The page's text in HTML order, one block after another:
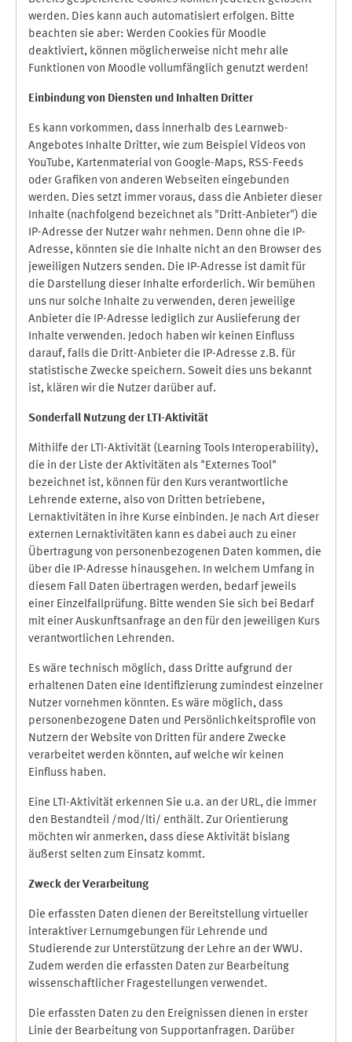
werden. Dies kann auch automatisiert erfolgen. Bitte
beachten sie aber: Werden Cookies für Moodle
deaktiviert, können möglicherweise nicht mehr alle
Funktionen von Moodle vollumfänglich genutzt werden!
Einbindung von Diensten und Inhalten Dritter
Es kann vorkommen, dass innerhalb des Learnweb-
Angebotes Inhalte Dritter, wie zum Beispiel Videos von
YouTube, Kartenmaterial von Google-Maps, RSS-Feeds
oder Grafiken von anderen Webseiten eingebunden
werden. Dies setzt immer voraus, dass die Anbieter dieser
Inhalte (nachfolgend bezeichnet als "Dritt-Anbieter") die
IP-Adresse der Nutzer wahr nehmen. Denn ohne die IP-
Adresse, könnten sie die Inhalte nicht an den Browser des
jeweiligen Nutzers senden. Die IP-Adresse ist damit für
die Darstellung dieser Inhalte erforderlich. Wir bemühen
uns nur solche Inhalte zu verwenden, deren jeweilige
Anbieter die IP-Adresse lediglich zur Auslieferung der
Inhalte verwenden. Jedoch haben wir keinen Einfluss
darauf, falls die Dritt-Anbieter die IP-Adresse z.B. für
statistische Zwecke speichern. Soweit dies uns bekannt
ist, klären wir die Nutzer darüber auf.
Sonderfall Nutzung der LTI-Aktivität
Mithilfe der LTI-Aktivität (Learning Tools Interoperability),
die in der Liste der Aktivitäten als "Externes Tool"
bezeichnet ist, können für den Kurs verantwortliche
Lehrende externe, also von Dritten betriebene,
Lernaktivitäten in ihre Kurse einbinden. Je nach Art dieser
externen Lernaktivitäten kann es dabei auch zu einer
Übertragung von personenbezogenen Daten kommen, die
über die IP-Adresse hinausgehen. In welchem Umfang in
diesem Fall Daten übertragen werden, bedarf jeweils
einer Einzelfallprüfung. Bitte wenden Sie sich bei Bedarf
mit einer Auskunftsanfrage an den für den jeweiligen Kurs
verantwortlichen Lehrenden.
Es wäre technisch möglich, dass Dritte aufgrund der
erhaltenen Daten eine Identifizierung zumindest einzelner
Nutzer vornehmen könnten. Es wäre möglich, dass
personenbezogene Daten und Persönlichkeitsprofile von
Nutzern der Website von Dritten für andere Zwecke
verarbeitet werden könnten, auf welche wir keinen
Einfluss haben.
Eine LTI-Aktivität erkennen Sie u.a. an der URL, die immer
den Bestandteil /mod/lti/ enthält. Zur Orientierung
möchten wir anmerken, dass diese Aktivität bislang
äußerst selten zum Einsatz kommt.
Zweck der Verarbeitung
Die erfassten Daten dienen der Bereitstellung virtueller
interaktiver Lernumgebungen für Lehrende und
Studierende zur Unterstützung der Lehre an der WWU.
Zudem werden die erfassten Daten zur Bearbeitung
wissenschaftlicher Fragestellungen verwendet.
Die erfassten Daten zu den Ereignissen dienen in erster
Linie der Bearbeitung von Supportanfragen. Darüber